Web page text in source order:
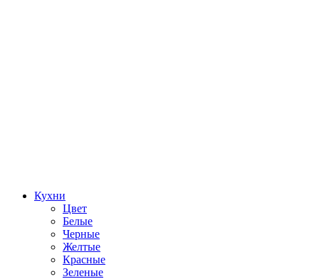
Кухни
Цвет
Белые
Черные
Желтые
Красные
Зеленые